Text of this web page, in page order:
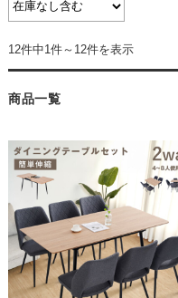
12件中1件～12件を表示
商品一覧